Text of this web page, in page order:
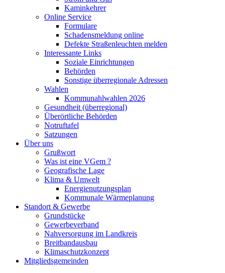
Kaminkehrer
Online Service
Formulare
Schadensmeldung online
Defekte Straßenleuchten melden
Interessante Links
Soziale Einrichtungen
Behörden
Sonstige überregionale Adressen
Wahlen
Kommunahlwahlen 2026
Gesundheit (überregional)
Überörtliche Behörden
Notruftafel
Satzungen
Über uns
Grußwort
Was ist eine VGem ?
Geografische Lage
Klima & Umwelt
Energienutzungsplan
Kommunale Wärmeplanung
Standort & Gewerbe
Grundstücke
Gewerbeverband
Nahversorgung im Landkreis
Breitbandausbau
Klimaschutzkonzept
Mitgliedsgemeinden